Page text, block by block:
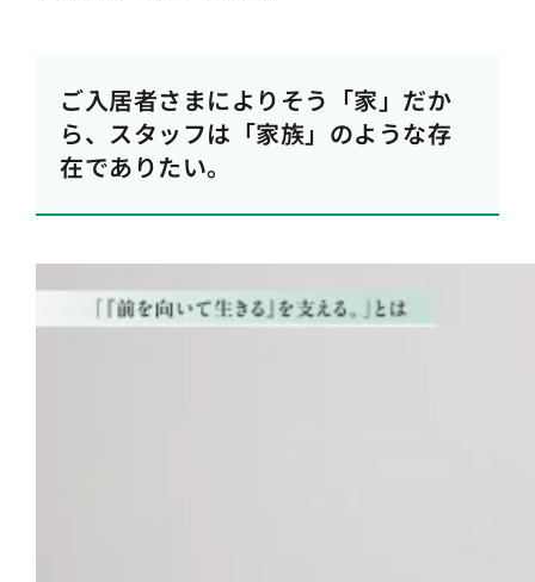
ご入居者さまによりそう「家」だか
ら、スタッフは「家族」のような存
在でありたい。